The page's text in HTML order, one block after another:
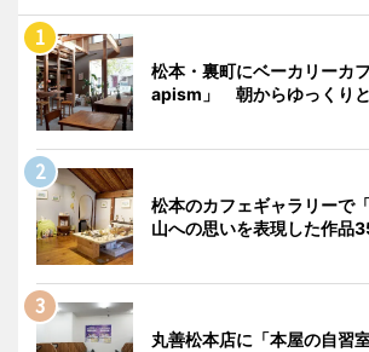
松本・裏町にベーカリーカ
apism」 朝からゆっくりと
松本のカフェギャラリーで
山への思いを表現した作品
丸善松本店に「本屋の自習